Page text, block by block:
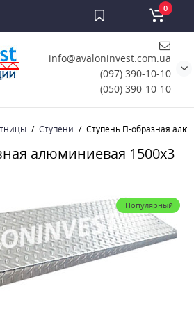
info@avaloninvest.com.ua
(097) 390-10-10
(050) 390-10-10
0
Ступени Ступень П-образная
алюминиевая 1500x3
Популярный